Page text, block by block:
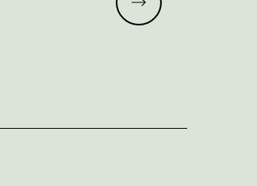
Meer lezen